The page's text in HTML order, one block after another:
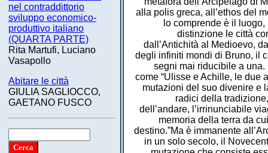
nel contraddittorio
sviluppo economico-
produttivo italiano
(QUARTA PARTE)
Rita Martufi, Luciano
Vasapollo
Abitare le città
GIULIA SAGLIOCCO,
GAETANO FUSCO
alla polis greca, all’ethos del
lo comprende è il
distinzione le città
dall’Antichità al Medioevo,
degli infiniti mondi di Bruno, il
segni mai riducibile a una.
come “Ulisse e Achille, le due
mutazioni del suo divenire e
radici della
dell’andare, l’irrinunciabile
memoria della terra da
destino.”Ma è immanente
in un solo secolo, il